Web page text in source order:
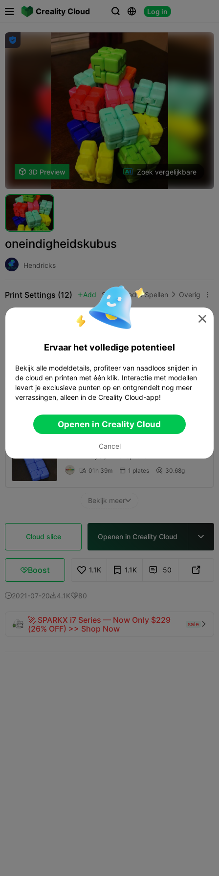
Creality Cloud   Log in
 

 3D Preview Zoek vergelijkbare
oneindigheidskubus
Hendricks
Print Settings (12)  Add Speelgoed & Spellen  Overig 
K2 Plus K2 Pro
0.2mm layer, 2 walls, 15% infill
0.2mm layer, 2 walls, 10% infill
 01h 10m  1 plates  26.37g
 01h 39m  1 plates  30.68g
Bekijk meer
Cloud slice Openen in Creality Cloud 
Boost 1.1K 1.1K  50 
2021-07-204.1K80
🚀 SPARKX i7 Series — Now Only $229
(26% OFF) >> Shop Now
sale 

Ervaar het volledige potentieel
Bekijk alle modeldetails, profiteer van naadloos snijden in
de cloud en printen met één klik. Interactie met modellen
levert je exclusieve punten op en ontgrendelt nog meer
verrassingen, alleen in de Creality Cloud-app!
Openen in Creality Cloud
Cancel